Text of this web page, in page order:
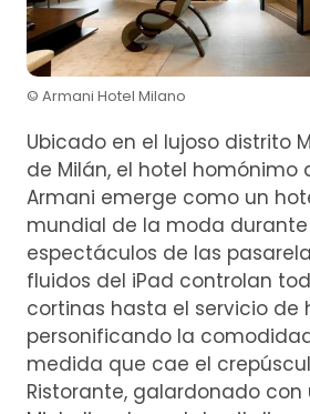
© Armani Hotel Milano
Ubicado en el lujoso distrito
de Milán, el hotel homónimo
Armani emerge como un
mundial de la moda durante
espectáculos de las
fluidos del iPad controlan
cortinas hasta el servicio de
personificando la
medida que cae el
Ristorante, galardonado con